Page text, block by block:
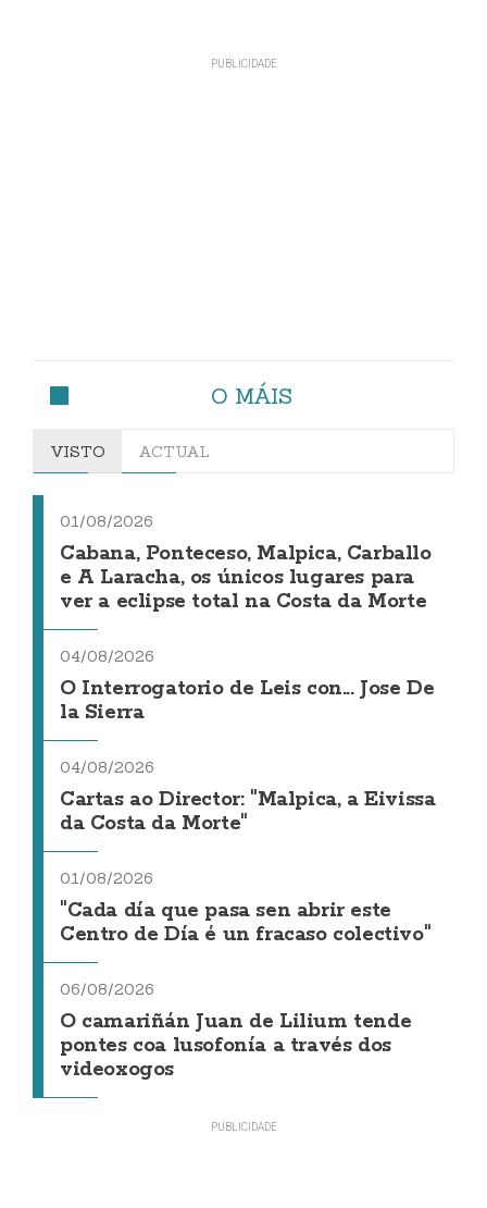
O MÁIS
VISTO ACTUAL
01/08/2026
Cabana, Ponteceso, Malpica, Carballo
e A Laracha, os únicos lugares para
ver a eclipse total na Costa da Morte
04/08/2026
O Interrogatorio de Leis con... Jose De
la Sierra
04/08/2026
Cartas ao Director: "Malpica, a Eivissa
da Costa da Morte"
01/08/2026
"Cada día que pasa sen abrir este
Centro de Día é un fracaso colectivo"
06/08/2026
O camariñán Juan de Lilium tende
pontes coa lusofonía a través dos
videoxogos